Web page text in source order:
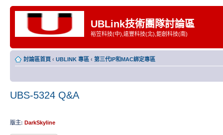
UBLink技術團隊討論區
裕笠科技(中),遠豐科技(北),鉅創科技(南)
討論區首頁 ‹ UBLINK 專區 ‹ 第三代IP和MAC綁定專區
UBS-5324 Q&A
版主: DarkSkyline